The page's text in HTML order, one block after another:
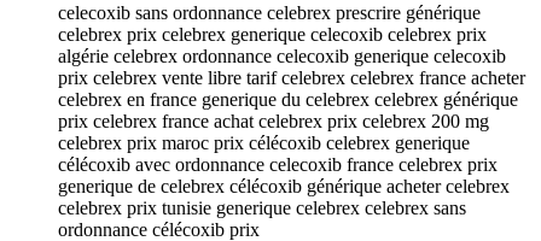
celecoxib sans ordonnance celebrex prescrire générique
celebrex prix celebrex generique celecoxib celebrex prix
algérie celebrex ordonnance celecoxib generique celecoxib
prix celebrex vente libre tarif celebrex celebrex france acheter
celebrex en france generique du celebrex celebrex générique
prix celebrex france achat celebrex prix celebrex 200 mg
celebrex prix maroc prix célécoxib celebrex generique
célécoxib avec ordonnance celecoxib france celebrex prix
generique de celebrex célécoxib générique acheter celebrex
celebrex prix tunisie generique celebrex celebrex sans
ordonnance célécoxib prix